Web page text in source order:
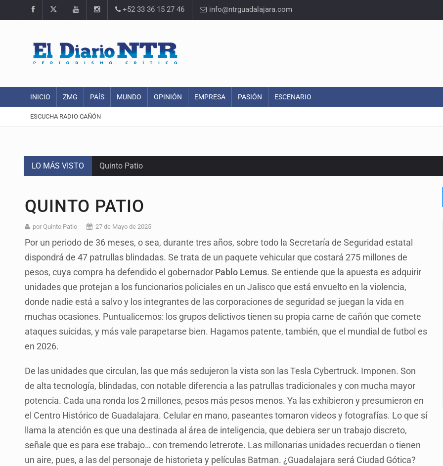
+52 33 36 15 27 46 info@ntrguadalajara.com
INICIO ZMG PAÍS MUNDO OPINIÓN EMPRESA PASIÓN ESCENARIO
ESCUCHA RADIO CAÑÓN
LO MÁS VISTO Quinto Patio
Avalan rebaja del Siapa para 203 colonias
Realizan primera boda de personas sordas en Zapopan
Entrega apoyos a afectados por lluvias en Oblatos
Accidentes resaltan en causas de muerte
Llaman a mantener legado de Alcalde
Concierto patrio costará 32.9 mdp
Instalan señalética en el Ávila Camacho
QUINTO PATIO
por Quinto Patio 27 de Mayo de 2025
Por un periodo de 36 meses, o sea, durante tres años, sobre todo la Secretaría de Seguridad estatal
dispondrá de 47 patrullas blindadas. Se trata de un paquete vehicular que costará 275 millones de
pesos, cuya compra ha defendido el gobernador Pablo Lemus. Se entiende que la apuesta es adquirir
unidades que protejan a los funcionarios policiales en un Jalisco que está envuelto en la violencia,
donde nadie está a salvo y los integrantes de las corporaciones de seguridad se juegan la vida en
muchas ocasiones. Puntualicemos: los grupos delictivos tienen su propia carne de cañón que comete
ataques suicidas, y más vale parapetarse bien. Hagamos patente, también, que el mundial de futbol es
en 2026.
De las unidades que circulan, las que más sedujeron la vista son las Tesla Cybertruck. Imponen. Son
de alta tecnología, blindadas, con notable diferencia a las patrullas tradicionales y con mucha mayor
potencia. Cada una ronda los 2 millones, pesos más pesos menos. Ya las exhibieron y presumieron en
el Centro Histórico de Guadalajara. Celular en mano, paseantes tomaron videos y fotografías. Lo que sí
llama la atención es que una destinada al área de inteligencia, que debiera ser un trabajo discreto,
señale que es para ese trabajo… con tremendo letrerote. Las millonarias unidades recuerdan o tienen
un aire, pues, a las del personaje de historieta y películas Batman. ¿Guadalajara será Ciudad Gótica?